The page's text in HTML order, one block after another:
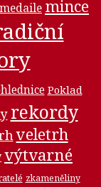
medaile mince
Poklad
rekordy
veletrh
výtvarné
zkameněliny